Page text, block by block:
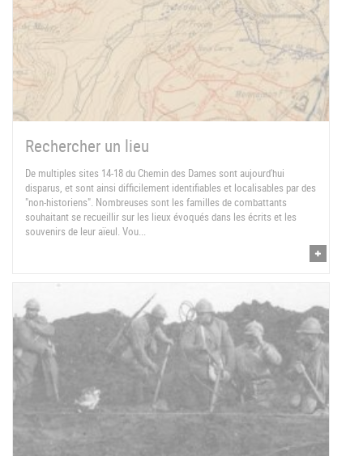
Rechercher un lieu
De multiples sites 14-18 du Chemin des Dames sont aujourd'hui
disparus, et sont ainsi difficilement identifiables et localisables par des
"non-historiens". Nombreuses sont les familles de combattants
souhaitant se recueillir sur les lieux évoqués dans les écrits et les
souvenirs de leur aïeul. Vou...